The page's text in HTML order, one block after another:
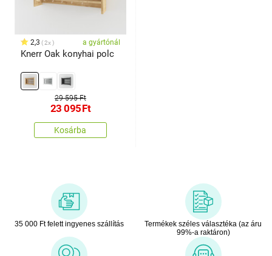
2,3 2x a gyártónál
Knerr Oak konyhai polc
29 595 Ft
23 095Ft
Kosárba
35 000 Ft felett ingyenes szállítás
Termékek széles választéka (az áru
99%-a raktáron)